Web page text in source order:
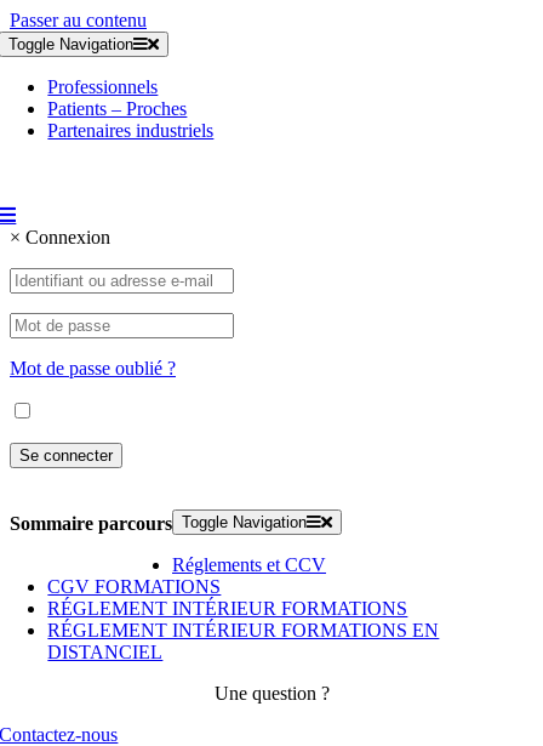
Passer au contenu
Toggle Navigation
Professionnels
Patients – Proches
Partenaires industriels
× Connexion
Mot de passe oublié ?
Sommaire parcours Toggle Navigation
Réglements et CCV
CGV FORMATIONS
RÉGLEMENT INTÉRIEUR FORMATIONS
RÉGLEMENT INTÉRIEUR FORMATIONS EN
DISTANCIEL
Une question ?
Contactez-nous